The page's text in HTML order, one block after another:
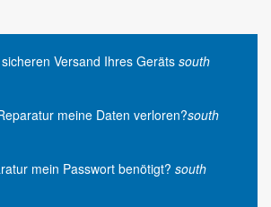
Versand Ihres Geräts south
meine Daten verloren?south
mein Passwort benötigt? south